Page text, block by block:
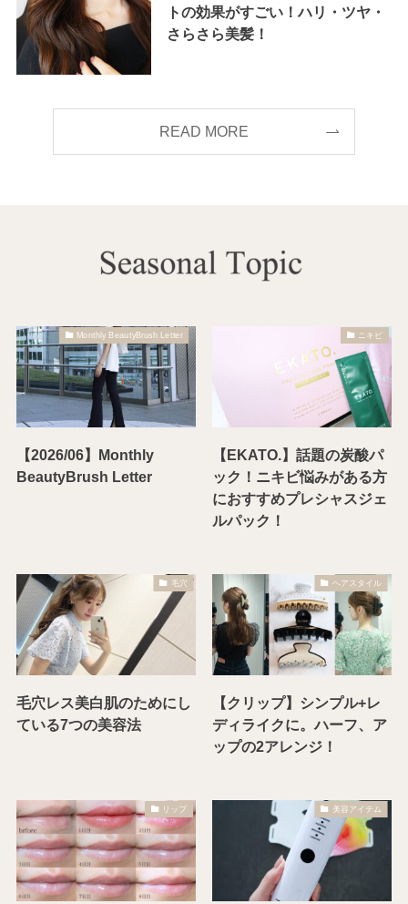
トの効果がすごい！ハリ・ツヤ・
さらさら美髪！
READ MORE
Monthly BeautyBrush Letter
【2026/06】Monthly
BeautyBrush Letter
ニキビ
【EKATO.】話題の炭酸パ
ック！ニキビ悩みがある方
におすすめプレシャスジェ
ルパック！
毛穴
毛穴レス美白肌のためにし
ている7つの美容法
ヘアスタイル
【クリップ】シンプル+レ
ディライクに。ハーフ、ア
ップの2アレンジ！
リップ 美容アイテム